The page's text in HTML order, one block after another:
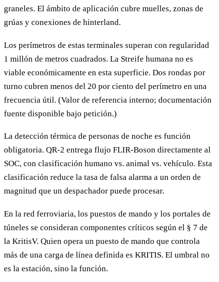
graneles. El ámbito de aplicación cubre muelles, zonas de
grúas y conexiones de hinterland.
Los perímetros de estas terminales superan con regularidad
1 millón de metros cuadrados. La Streife humana no es
viable económicamente en esta superficie. Dos rondas por
turno cubren menos del 20 por ciento del perímetro en una
frecuencia útil. (Valor de referencia interno; documentación
fuente disponible bajo petición.)
La detección térmica de personas de noche es función
obligatoria. QR-2 entrega flujo FLIR-Boson directamente al
SOC, con clasificación humano vs. animal vs. vehículo. Esta
clasificación reduce la tasa de falsa alarma a un orden de
magnitud que un despachador puede procesar.
En la red ferroviaria, los puestos de mando y los portales de
túneles se consideran componentes críticos según el § 7 de
la KritisV. Quien opera un puesto de mando que controla
más de una carga de línea definida es KRITIS. El umbral no
es la estación, sino la función.